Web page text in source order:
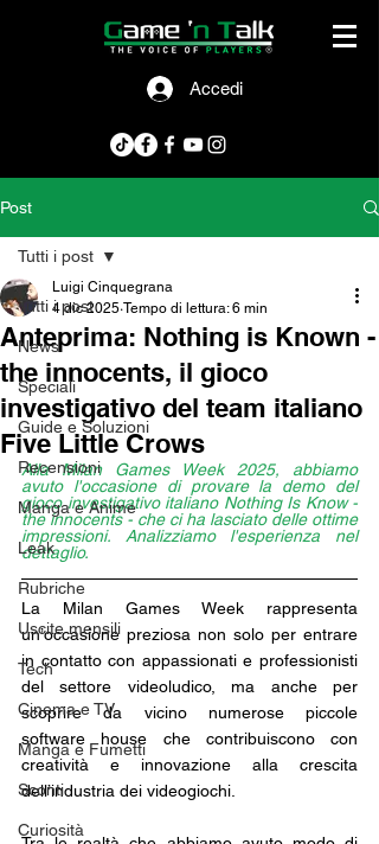
Accedi
Post
Tutti i post
News
Speciali
Guide e Soluzioni
Recensioni
Manga e Anime
Leak
Rubriche
Uscite mensili
Tech
Cinema e TV
Manga e Fumetti
Sconti
Curiosità
Tutti i post
Anteprima: Nothing is Known -
the innocents, il gioco
investigativo del team italiano
Five Little Crows
Luigi Cinquegrana
4 dic 2025 Tempo di lettura: 6 min
Alla Milan Games Week 2025, abbiamo
avuto l'occasione di provare la demo del
gioco investigativo italiano Nothing Is Know -
the innocents - che ci ha lasciato delle ottime
impressioni. Analizziamo l'esperienza nel
dettaglio.
La Milan Games Week rappresenta
un’occasione preziosa non solo per entrare
in contatto con appassionati e professionisti
del settore videoludico, ma anche per
scoprire da vicino numerose piccole
software house che contribuiscono con
creatività e innovazione alla crescita
dell’industria dei videogiochi.